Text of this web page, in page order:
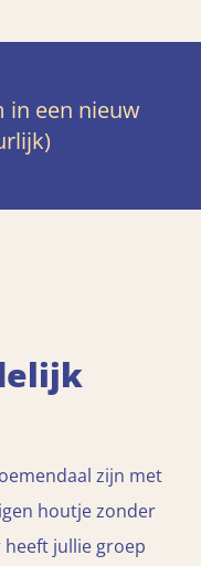
in een nieuw
zijn met
houtje zonder
jullie groep